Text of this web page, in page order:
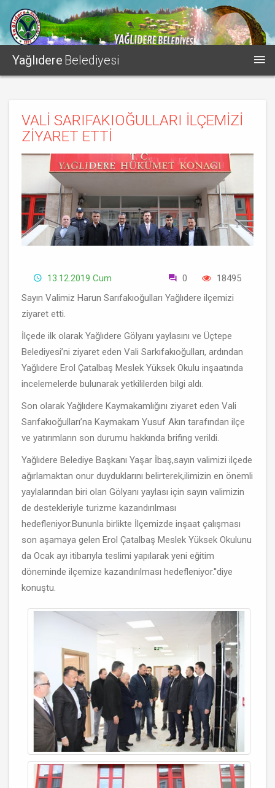
Yağlıdere Belediyesi
VALİ SARIFAKIOĞULLARI İLÇEMİZİ
ZİYARET ETTİ
13.12.2019 Cum 0
18495
Sayın Valimiz Harun Sarıfakıoğulları Yağlıdere ilçemizi
ziyaret etti.
İlçede ilk olarak Yağlıdere Gölyanı yaylasını ve Üçtepe
Belediyesi’ni ziyaret eden Vali Sarkıfakıoğulları, ardından
Yağlıdere Erol Çatalbaş Meslek Yüksek Okulu inşaatında
incelemelerde bulunarak yetkililerden bilgi aldı.
Son olarak Yağlıdere Kaymakamlığını ziyaret eden Vali
Sarıfakıoğulları’na Kaymakam Yusuf Akın tarafından ilçe
ve yatırımların son durumu hakkında brifing verildi.
Yağlıdere Belediye Başkanı Yaşar İbaş,sayın valimizi ilçede
ağırlamaktan onur duyduklarını belirterek,ilimizin en önemli
yaylalarından biri olan Gölyanı yaylası için sayın valimizin
de destekleriyle turizme kazandırılması
hedefleniyor.Bununla birlikte İlçemizde inşaat çalışması
son aşamaya gelen Erol Çatalbaş Meslek Yüksek Okulunu
da Ocak ayı itibarıyla teslimi yapılarak yeni eğitim
döneminde ilçemize kazandırılması hedefleniyor.''diye
konuştu.